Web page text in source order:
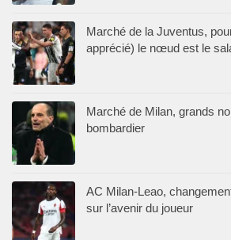
Marché de la Juventus,
apprécié) le nœud est le
Marché de Milan, grands
bombardier
AC Milan-Leao,
sur l’avenir du joueur